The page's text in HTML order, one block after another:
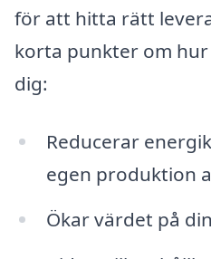
för att hitta rätt
korta punkter om hur
dig:
Reducerar
egen produktion
Ökar värdet på